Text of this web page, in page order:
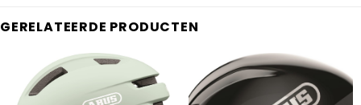
GERELATEERDE PRODUCTEN